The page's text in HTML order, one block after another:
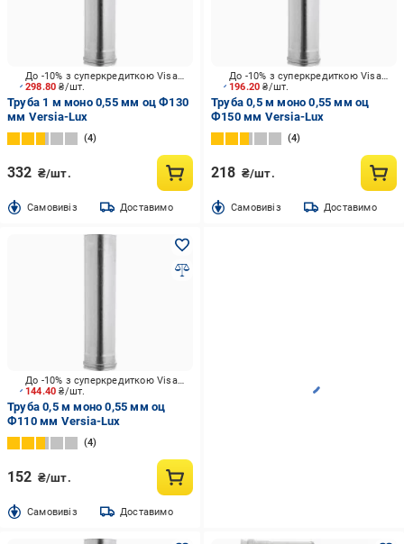
298.80₴/шт.
До -10% з суперкредиткою Visa Вигода
Труба 1 м моно 0,55 мм оц Ф130
мм Versia-Lux
4
332 ₴/шт.
Cамовивіз Доставимо
196.20₴/шт.
До -10% з суперкредиткою Visa Вигода
Труба 0,5 м моно 0,55 мм оц
Ф150 мм Versia-Lux
4
218 ₴/шт.
Cамовивіз Доставимо
144.40₴/шт.
До -10% з суперкредиткою Visa Вигода
Труба 0,5 м моно 0,55 мм оц
Ф110 мм Versia-Lux
4
152 ₴/шт.
Cамовивіз Доставимо